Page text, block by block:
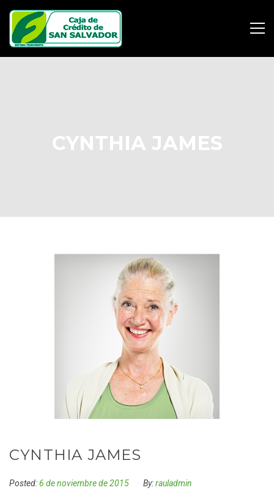
CYNTHIA JAMES
CYNTHIA JAMES
Posted:6 de noviembre de 2015 By:rauladmin